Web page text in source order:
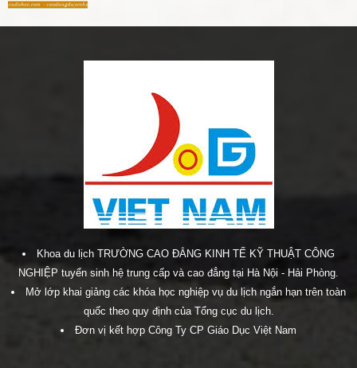
Khoa du lịch TRƯỜNG CAO ĐẲNG KINH TẾ KỸ THUẬT CÔNG
NGHIỆP tuyển sinh hệ trung cấp và cao đẳng tại Hà Nội - Hải Phòng.
Mở lớp khai giảng các khóa học nghiệp vụ du lịch ngắn hạn trên toàn
quốc theo quy định của Tổng cục du lịch.
Đơn vị kết hợp Công Ty CP Giáo Dục Việt Nam